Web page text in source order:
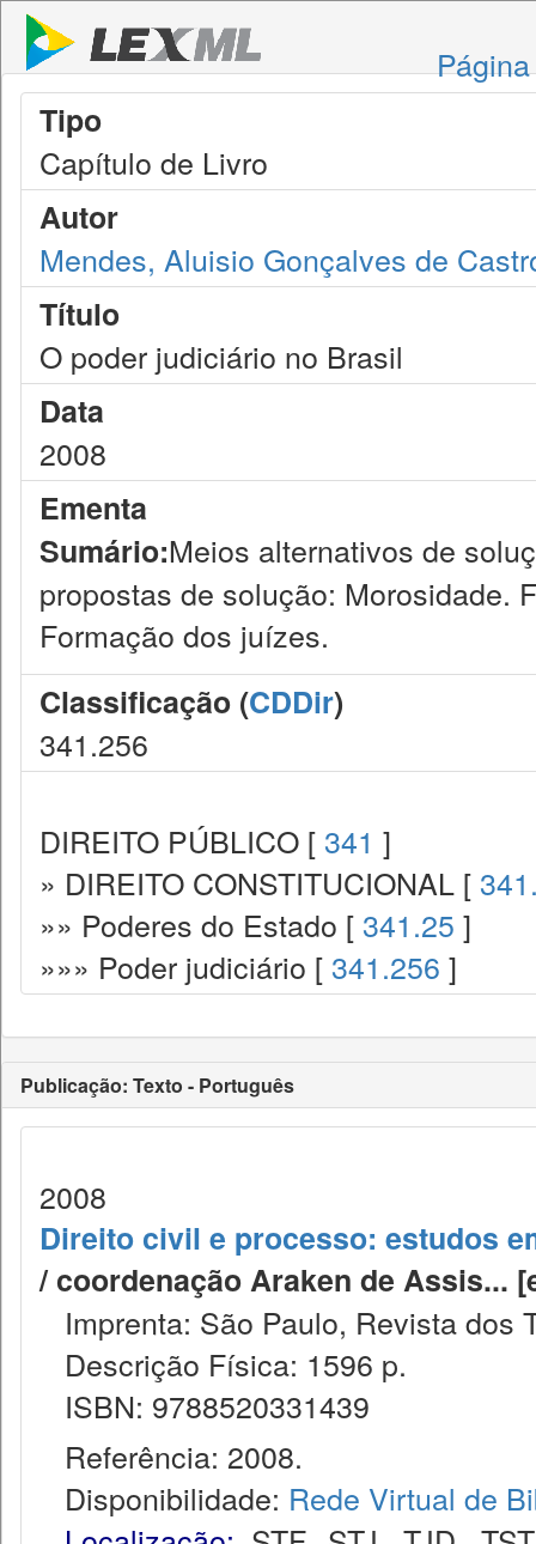
Tipo
Capítulo de Livro
Autor
Mendes, Aluisio Gonçalves de
Título
O poder judiciário no Brasil
Data
2008
Ementa
Sumário:Meios alternativos de
propostas de solução: Morosidade.
Formação dos juízes.
Classificação (CDDir)
341.256
DIREITO PÚBLICO [ 341 ]
» DIREITO CONSTITUCIONAL [
»» Poderes do Estado [ 341.25 ]
»»» Poder judiciário [ 341.256 ]
Publicação: Texto - Português
2008
Direito civil e processo: estudos
/ coordenação Araken de Assis...
Imprenta: São Paulo, Revista dos
Descrição Física: 1596 p.
ISBN: 9788520331439
Referência: 2008.
Disponibilidade: Rede Virtual de